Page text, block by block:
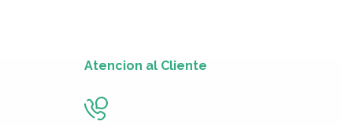
Atencion al Cliente